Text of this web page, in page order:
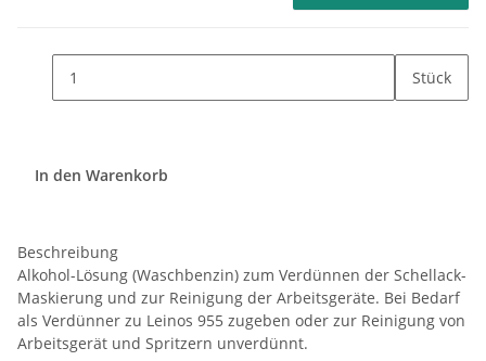
Stück
In den Warenkorb
Beschreibung
Alkohol-Lösung (Waschbenzin) zum Verdünnen der Schellack-
Maskierung und zur Reinigung der Arbeitsgeräte. Bei Bedarf
als Verdünner zu Leinos 955 zugeben oder zur Reinigung von
Arbeitsgerät und Spritzern unverdünnt.